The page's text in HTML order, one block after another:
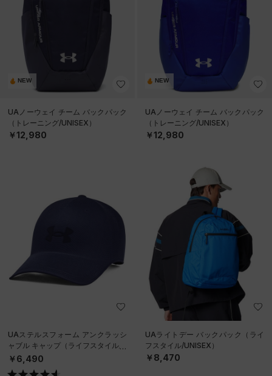
NEW
UAノーウェイ チーム バックパック
（トレーニング/UNISEX）
￥12,980
NEW
UAノーウェイ チーム バックパック
（トレーニング/UNISEX）
￥12,980
UAステルスフォーム アンクラッシ
ャブル キャップ（ライフスタイル/U
NISEX）
￥6,490
UAライトデー バックパック（ライ
フスタイル/UNISEX）
￥8,470